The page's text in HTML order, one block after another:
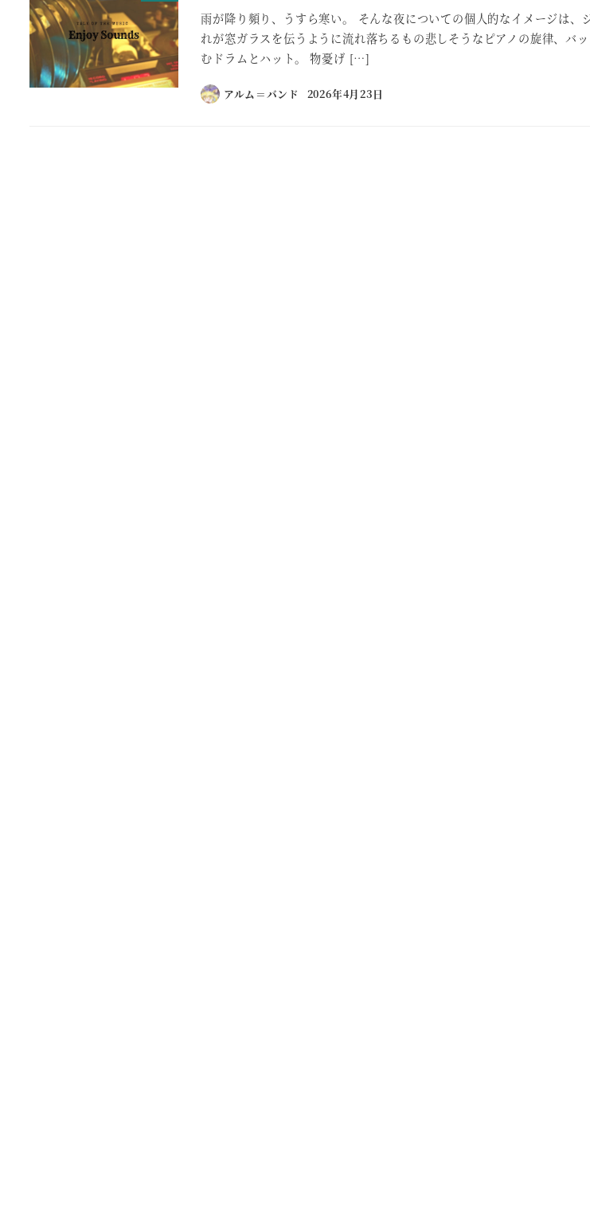
雨が降り頻り、うすら寒い。 そんな夜についての個人的なイメージは、
れが窓ガラスを伝うように流れ落ちるもの悲しそうなピアノの旋律、バ
むドラムとハット。 物憂げ […]
アルム＝バンド 2026年4月23日